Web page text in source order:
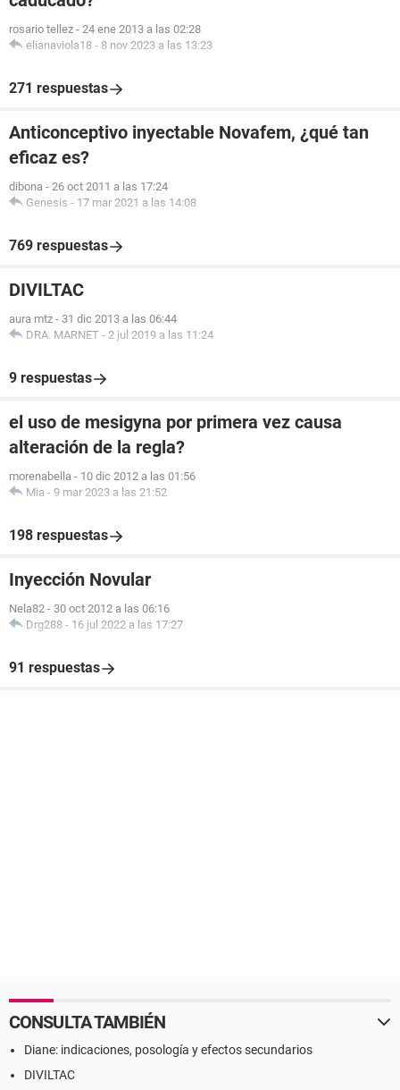
rosario tellez - 24 ene 2013 a las 02:28
elianaviola18 - 8 nov 2023 a las 13:23
271 respuestas
Anticonceptivo inyectable Novafem, ¿qué tan
eficaz es?
dibona - 26 oct 2011 a las 17:24
Genesis - 17 mar 2021 a las 14:08
769 respuestas
DIVILTAC
aura mtz - 31 dic 2013 a las 06:44
DRA. MARNET - 2 jul 2019 a las 11:24
9 respuestas
el uso de mesigyna por primera vez causa
alteración de la regla?
morenabella - 10 dic 2012 a las 01:56
Mia - 9 mar 2023 a las 21:52
198 respuestas
Inyección Novular
Nela82 - 30 oct 2012 a las 06:16
Drg288 - 16 jul 2022 a las 17:27
91 respuestas
CONSULTA TAMBIÉN
Diane: indicaciones, posología y efectos secundarios
DIVILTAC